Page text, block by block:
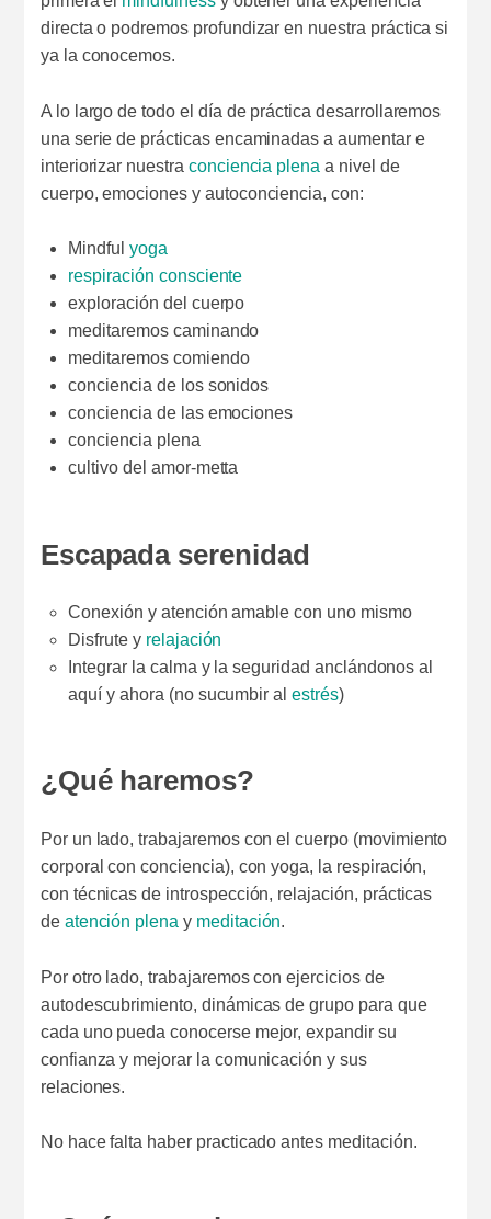
directa o podremos profundizar en nuestra práctica si
ya la conocemos.
A lo largo de todo el día de práctica desarrollaremos
una serie de prácticas encaminadas a aumentar e
interiorizar nuestra conciencia plena a nivel de
cuerpo, emociones y autoconciencia, con:
Mindfulyoga
respiración consciente
exploración del cuerpo
meditaremos caminando
meditaremos comiendo
conciencia de los sonidos
conciencia de las emociones
conciencia plena
cultivo del amor-metta
Escapada serenidad
Conexión y atención amable con uno mismo
Disfrute y relajación
Integrar la calma y la seguridad anclándonos al
aquí y ahora (no sucumbir alestrés)
¿Qué haremos?
Por un lado, trabajaremos con el cuerpo (movimiento
corporal con conciencia), con yoga, la respiración,
con técnicas de introspección, relajación, prácticas
de atención plena y meditación.
Por otro lado, trabajaremos con ejercicios de
autodescubrimiento, dinámicas de grupo para que
cada uno pueda conocerse mejor, expandir su
confianza y mejorar la comunicación y sus
relaciones.
No hace falta haber practicado antes meditación.